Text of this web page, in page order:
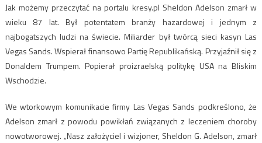
Jak możemy przeczytać na portalu kresy.pl Sheldon Adelson zmarł w
wieku 87 lat. Był potentatem branży hazardowej i jednym z
najbogatszych ludzi na świecie. Miliarder był twórcą sieci kasyn Las
Vegas Sands. Wspierał finansowo Partię Republikańską. Przyjaźnił się z
Donaldem Trumpem. Popierał proizraelską politykę USA na Bliskim
Wschodzie.
We wtorkowym komunikacie firmy Las Vegas Sands podkreślono, że
Adelson zmarł z powodu powikłań związanych z leczeniem choroby
nowotworowej. „Nasz założyciel i wizjoner, Sheldon G. Adelson, zmarł